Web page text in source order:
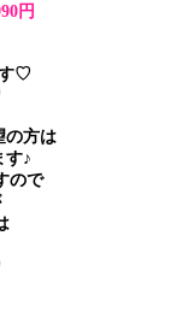
円
す♡
の方は
す♪
ので